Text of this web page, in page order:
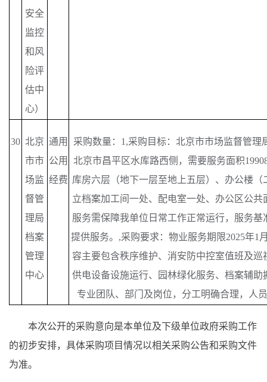
安全
监控
和风
险评
估中
心）
30 北京
市市
场监
督管
理局
档案
管理
中心
通用
公用
经费
采购数量： 1,采购目标：北京市市场监督管理
北京市昌平区水库路西侧，需要服务面积
库房六层（地下一层至地上五层）、办公楼
立档案加工间一处、配电室一处、办公区公
服务需保障我单位日常工作正常运行，服务
提供服务。,采购要求：物业服务期限2025年1
容主要包含秩序维护、消安防中控室值班及
供电设备设施运行、园林绿化服务、档案辅
专业团队、部门及岗位，分工明确合理，人
本次公开的采购意向是本单位及下级单位政府采购工作
的初步安排，具体采购项目情况以相关采购公告和采购文件
为准。